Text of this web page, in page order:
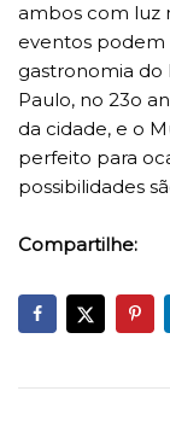
ambos com luz
eventos podem
gastronomia do
Paulo, no 23o
da cidade, e o
perfeito para
possibilidades
Compartilhe: